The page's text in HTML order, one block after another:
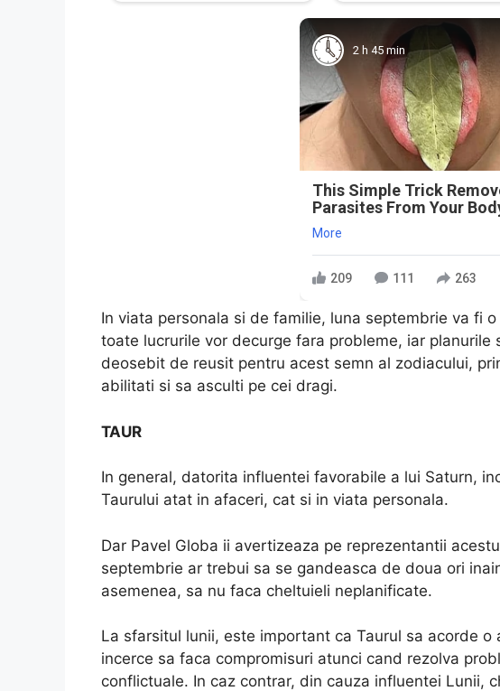
2 h 45 min
This Simple Trick
Parasites From Your
More
209 111 263
In viata personala si de familie, luna septembrie va fi
toate lucrurile vor decurge fara probleme, iar planurile
deosebit de reusit pentru acest semn al zodiacului,
abilitati si sa asculti pe cei dragi.
TAUR
In general, datorita influentei favorabile a lui Saturn,
Taurului atat in afaceri, cat si in viata personala.
Dar Pavel Globa ii avertizeaza pe reprezentantii
septembrie ar trebui sa se gandeasca de doua ori
asemenea, sa nu faca cheltuieli neplanificate.
La sfarsitul lunii, este important ca Taurul sa acorde
incerce sa faca compromisuri atunci cand rezolva
conflictuale. In caz contrar, din cauza influentei Lunii,